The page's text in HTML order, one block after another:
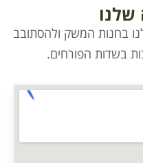
בחנות המשק ולהסתובב
בשדות הפורחים.